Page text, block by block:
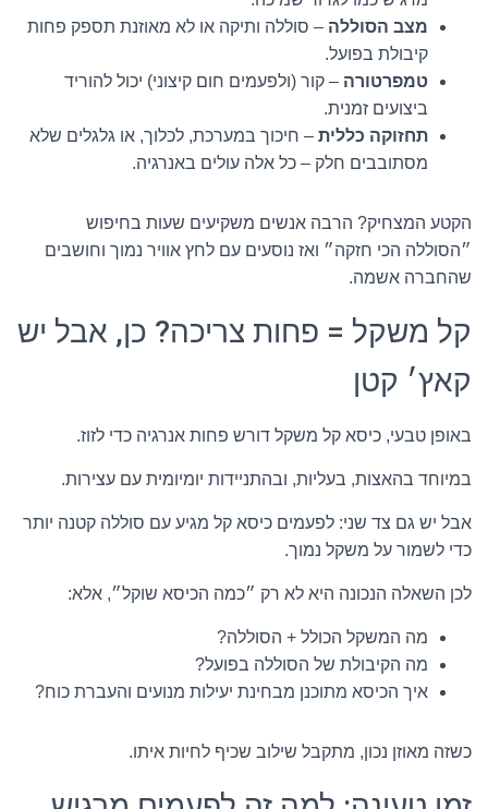
מצב הסוללה – סוללה ותיקה או לא מאוזנת תספק פחות
קיבולת בפועל.
טמפרטורה – קור (ולפעמים חום קיצוני) יכול להוריד
ביצועים זמנית.
תחזוקה כללית – חיכוך במערכת, לכלוך, או גלגלים שלא
מסתובבים חלק – כל אלה עולים באנרגיה.
הקטע המצחיק? הרבה אנשים משקיעים שעות בחיפוש
״הסוללה הכי חזקה״ ואז נוסעים עם לחץ אוויר נמוך וחושבים
שהחברה אשמה.
קל משקל = פחות צריכה? כן, אבל יש
קאץ׳ קטן
באופן טבעי, כיסא קל משקל דורש פחות אנרגיה כדי לזוז.
במיוחד בהאצות, בעליות, ובהתניידות יומיומית עם עצירות.
אבל יש גם צד שני: לפעמים כיסא קל מגיע עם סוללה קטנה יותר
כדי לשמור על משקל נמוך.
לכן השאלה הנכונה היא לא רק ״כמה הכיסא שוקל״, אלא:
מה המשקל הכולל + הסוללה?
מה הקיבולת של הסוללה בפועל?
איך הכיסא מתוכנן מבחינת יעילות מנועים והעברת כוח?
כשזה מאוזן נכון, מתקבל שילוב שכיף לחיות איתו.